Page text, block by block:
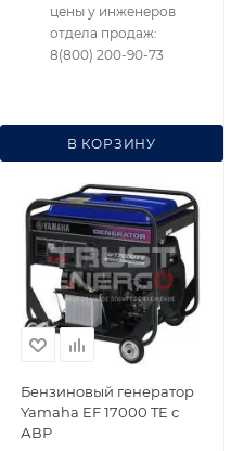
В КОРЗИНУ
цены у инженеров
отдела продаж:
8(800) 200-90-73
Бензиновый генератор
Yamaha EF 17000 TE с
АВР